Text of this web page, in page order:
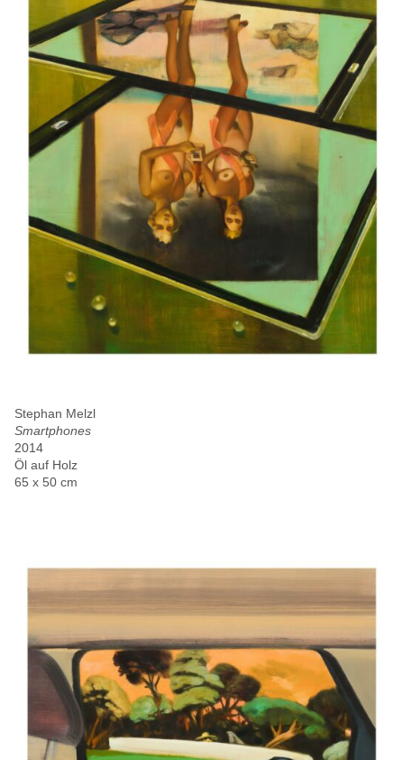
Stephan Melzl
Smartphones
2014
Öl auf Holz
65 x 50 cm